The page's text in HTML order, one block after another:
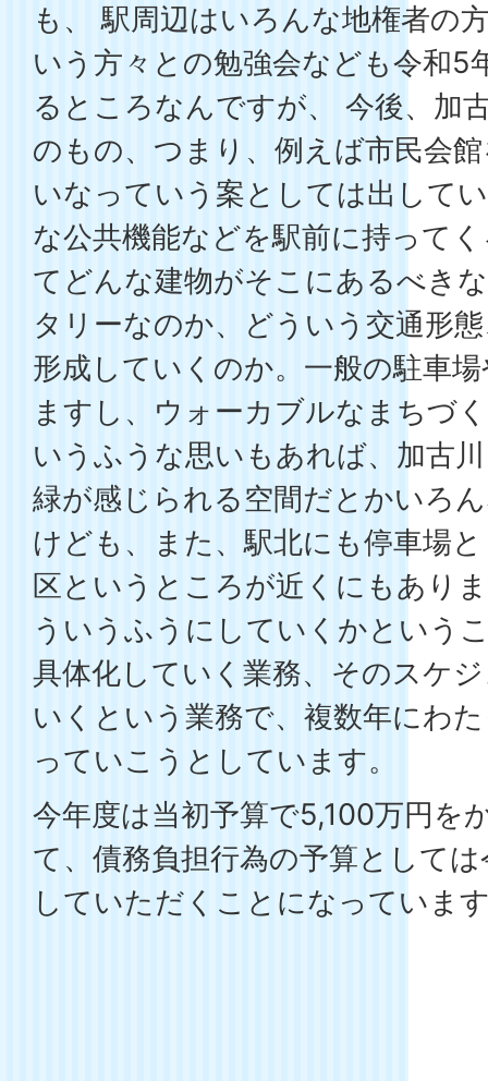
も、 駅周辺はいろんな地権者の
いう方々との勉強会なども令和5
るところなんですが、 今後、加
のもの、つまり、例えば市民会
いなっていう案としては出して
な公共機能などを駅前に持って
てどんな建物がそこにあるべき
タリーなのか、どういう交通形
形成していくのか。一般の駐車
ますし、ウォーカブルなまちづ
いうふうな思いもあれば、加古
緑が感じられる空間だとかいろ
けども、また、駅北にも停車場
区というところが近くにもあり
ういうふうにしていくかという
具体化していく業務、そのスケ
いくという業務で、複数年にわ
っていこうとしています。
今年度は当初予算で5,100万円を
て、債務負担行為の予算として
していただくことになっていま